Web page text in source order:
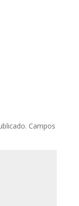
Campos